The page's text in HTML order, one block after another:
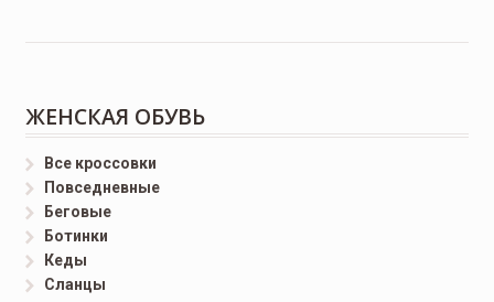
ЖЕНСКАЯ ОБУВЬ
Все кроссовки
Повседневные
Беговые
Ботинки
Кеды
Сланцы